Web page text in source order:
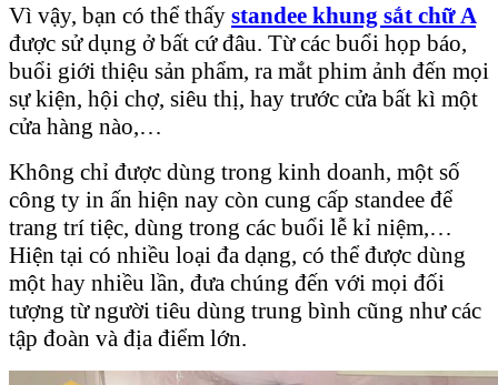
Vì vậy, bạn có thể thấy standee khung sắt chữ A
được sử dụng ở bất cứ đâu. Từ các buổi họp báo,
buổi giới thiệu sản phẩm, ra mắt phim ảnh đến mọi
sự kiện, hội chợ, siêu thị, hay trước cửa bất kì một
cửa hàng nào,…
Không chỉ được dùng trong kinh doanh, một số
công ty in ấn hiện nay còn cung cấp standee để
trang trí tiệc, dùng trong các buổi lễ kỉ niệm,…
Hiện tại có nhiều loại đa dạng, có thể được dùng
một hay nhiều lần, đưa chúng đến với mọi đối
tượng từ người tiêu dùng trung bình cũng như các
tập đoàn và địa điểm lớn.